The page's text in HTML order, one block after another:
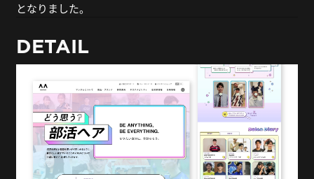
となりました。
DETAIL